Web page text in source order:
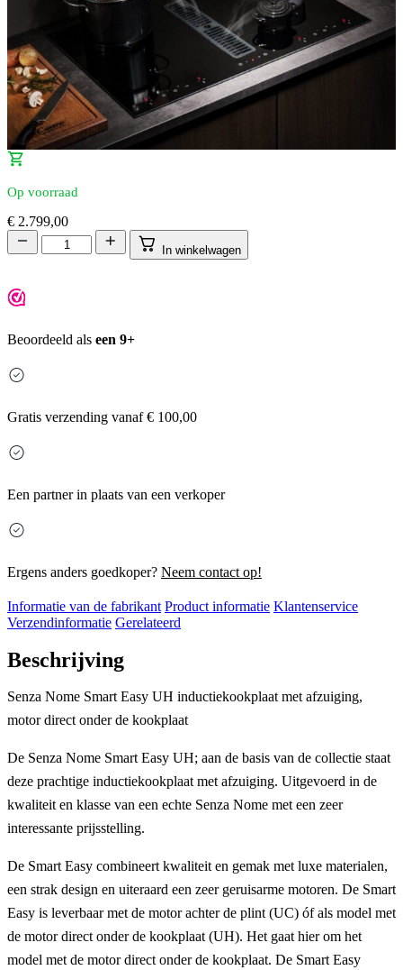
Op voorraad
€ 2.799,00
In winkelwagen
Beoordeeld als een 9+
Gratis verzending vanaf € 100,00
Een partner in plaats van een verkoper
Ergens anders goedkoper? Neem contact op!
Informatie van de fabrikant Product informatie Klantenservice
Verzendinformatie Gerelateerd
Beschrijving
Senza Nome Smart Easy UH inductiekookplaat met afzuiging,
motor direct onder de kookplaat
De Senza Nome Smart Easy UH; aan de basis van de collectie staat
deze prachtige inductiekookplaat met afzuiging. Uitgevoerd in de
kwaliteit en klasse van een echte Senza Nome met een zeer
interessante prijsstelling.
De Smart Easy combineert kwaliteit en gemak met luxe materialen,
een strak design en uiteraard een zeer geruisarme motoren. De Smart
Easy is leverbaar met de motor achter de plint (UC) óf als model met
de motor direct onder de kookplaat (UH). Het gaat hier om het
model met de motor direct onder de kookplaat. De Smart Easy